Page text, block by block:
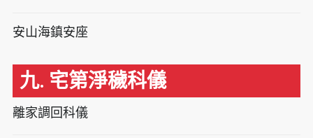
安山海鎮安座
九. 宅第淨穢科儀
離家調回科儀